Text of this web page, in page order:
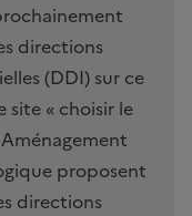
directions
(DDI) sur ce
site « choisir le
proposent
directions